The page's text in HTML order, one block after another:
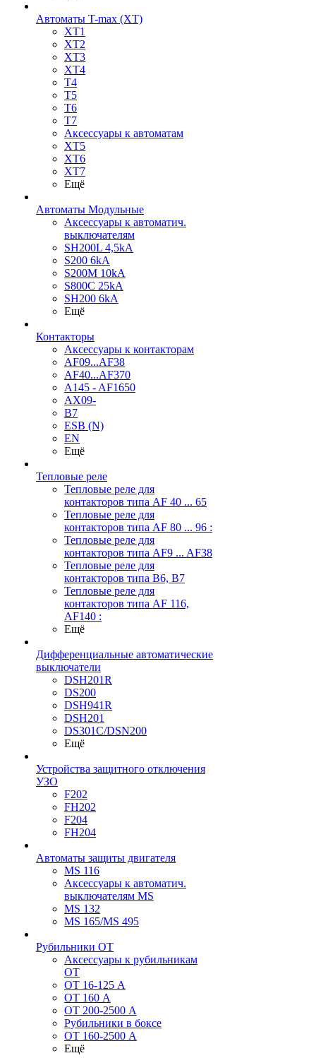
Автоматы T-max (XT)
XT1
XT2
XT3
XT4
T4
T5
T6
T7
Аксессуары к автоматам
XT5
XT6
XT7
Ещё
Автоматы Модульные
Аксессуары к автоматич.
выключателям
SH200L 4,5kA
S200 6kA
S200M 10kA
S800C 25kA
SH200 6kA
Ещё
Контакторы
Аксессуары к контакторам
AF09...AF38
AF40...AF370
A145 - AF1650
AX09-
B7
ESB (N)
EN
Ещё
Тепловые реле
Тепловые реле для
контакторов типа AF 40 ... 65
Тепловые реле для
контакторов типа AF 80 ... 96 :
Тепловые реле для
контакторов типа AF9 ... AF38
Тепловые реле для
контакторов типа В6, В7
Тепловые реле для
контакторов типа AF 116,
AF140 :
Ещё
Дифференциальные автоматические
выключатели
DSH201R
DS200
DSH941R
DSH201
DS301C/DSN200
Ещё
Устройства защитного отключения
УЗО
F202
FH202
F204
FH204
Автоматы защиты двигателя
MS 116
Аксессуары к автоматич.
выключателям MS
MS 132
MS 165/MS 495
Рубильники ОТ
Аксессуары к рубильникам
OT
OT 16-125 А
OT 160 А
OT 200-2500 А
Рубильники в боксе
OT 160-2500 А
Ещё